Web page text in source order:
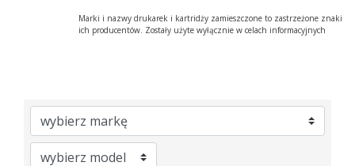
Marki i nazwy drukarek i kartridży zamieszczone to zastrzeżone znaki
ich producentów. Zostały użyte wyłącznie w celach informacyjnych